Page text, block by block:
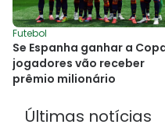
Futebol
Se Espanha ganhar a
jogadores vão receber
prêmio milionário
Últimas notícias